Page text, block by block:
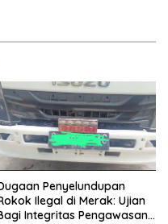
Penyelundupan
Ilegal di Merak: Ujian
Integritas Pengawasan